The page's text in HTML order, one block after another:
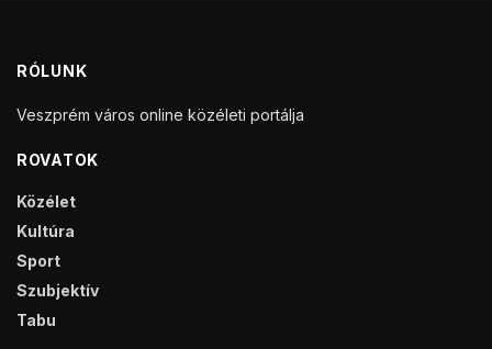
RÓLUNK
Veszprém város online közéleti portálja
ROVATOK
Közélet
Kultúra
Sport
Szubjektív
Tabu